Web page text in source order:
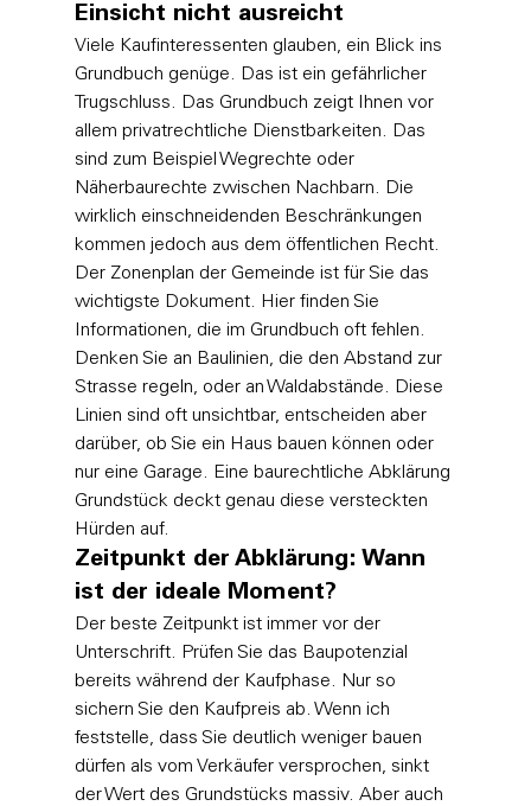
Einsicht nicht ausreicht
Viele Kaufinteressenten glauben, ein Blick ins
Grundbuch genüge. Das ist ein gefährlicher
Trugschluss. Das Grundbuch zeigt Ihnen vor
allem privatrechtliche Dienstbarkeiten. Das
sind zum Beispiel Wegrechte oder
Näherbaurechte zwischen Nachbarn. Die
wirklich einschneidenden Beschränkungen
kommen jedoch aus dem öffentlichen Recht.
Der Zonenplan der Gemeinde ist für Sie das
wichtigste Dokument. Hier finden Sie
Informationen, die im Grundbuch oft fehlen.
Denken Sie an Baulinien, die den Abstand zur
Strasse regeln, oder an Waldabstände. Diese
Linien sind oft unsichtbar, entscheiden aber
darüber, ob Sie ein Haus bauen können oder
nur eine Garage. Eine baurechtliche Abklärung
Grundstück deckt genau diese versteckten
Hürden auf.
Zeitpunkt der Abklärung: Wann
ist der ideale Moment?
Der beste Zeitpunkt ist immer vor der
Unterschrift. Prüfen Sie das Baupotenzial
bereits während der Kaufphase. Nur so
sichern Sie den Kaufpreis ab. Wenn ich
feststelle, dass Sie deutlich weniger bauen
dürfen als vom Verkäufer versprochen, sinkt
der Wert des Grundstücks massiv. Aber auch